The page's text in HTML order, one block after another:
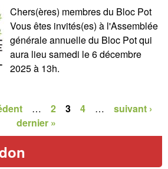
Chers(ères) membres du Bloc Pot
Vous êtes invités(es) à l'Assemblée
générale annuelle du Bloc Pot qui
aura lieu samedi le 6 décembre
2025 à 13h.
… 2 3 4 …
suivant ›
dernier »